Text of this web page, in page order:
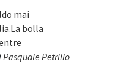
mai
bolla
Pasquale Petrillo